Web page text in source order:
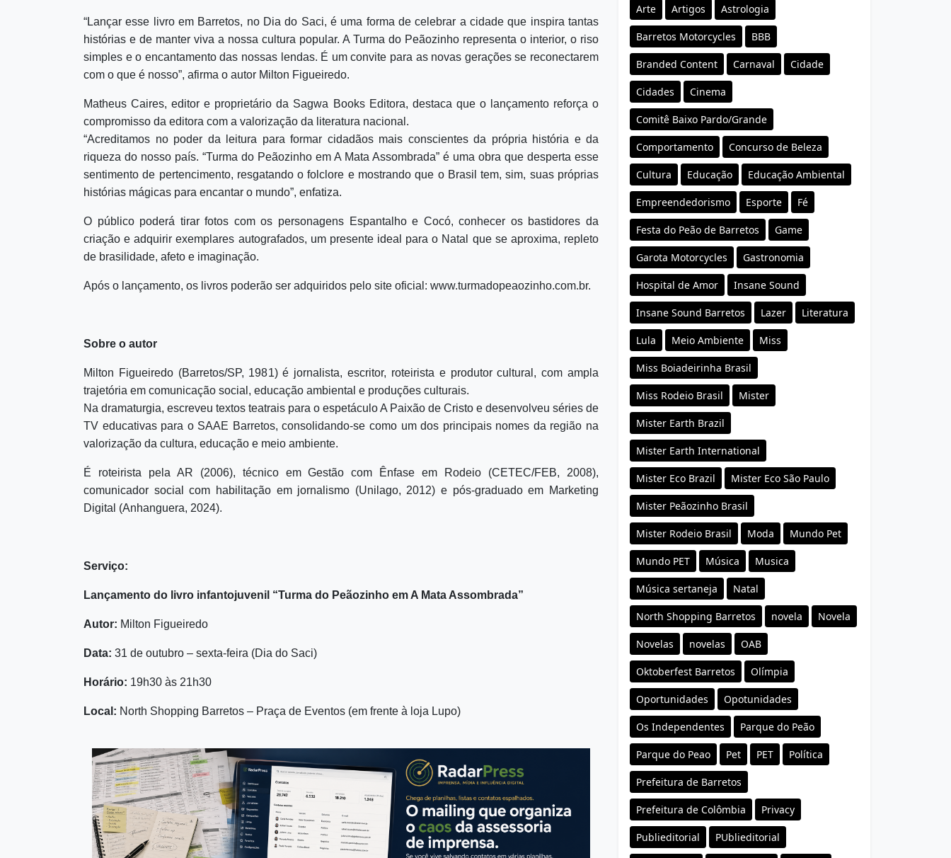
“Lançar esse livro em Barretos, no Dia do Saci, é uma forma de celebrar a cidade que inspira tantas
histórias e de manter viva a nossa cultura popular. A Turma do Peãozinho representa o interior, o riso
simples e o encantamento das nossas lendas. É um convite para as novas gerações se reconectarem
com o que é nosso”, afirma o autor Milton Figueiredo.
Matheus Caires, editor e proprietário da Sagwa Books Editora, destaca que o lançamento reforça o
compromisso da editora com a valorização da literatura nacional.
“Acreditamos no poder da leitura para formar cidadãos mais conscientes da própria história e da
riqueza do nosso país. “Turma do Peãozinho em A Mata Assombrada” é uma obra que desperta esse
sentimento de pertencimento, resgatando o folclore e mostrando que o Brasil tem, sim, suas próprias
histórias mágicas para encantar o mundo”, enfatiza.
O público poderá tirar fotos com os personagens Espantalho e Cocó, conhecer os bastidores da
criação e adquirir exemplares autografados, um presente ideal para o Natal que se aproxima, repleto
de brasilidade, afeto e imaginação.
Após o lançamento, os livros poderão ser adquiridos pelo site oficial: www.turmadopeaozinho.com.br.
Sobre o autor
Milton Figueiredo (Barretos/SP, 1981) é jornalista, escritor, roteirista e produtor cultural, com ampla
trajetória em comunicação social, educação ambiental e produções culturais.
Na dramaturgia, escreveu textos teatrais para o espetáculo A Paixão de Cristo e desenvolveu séries de
TV educativas para o SAAE Barretos, consolidando-se como um dos principais nomes da região na
valorização da cultura, educação e meio ambiente.
É roteirista pela AR (2006), técnico em Gestão com Ênfase em Rodeio (CETEC/FEB, 2008),
comunicador social com habilitação em jornalismo (Unilago, 2012) e pós-graduado em Marketing
Digital (Anhanguera, 2024).
Serviço:
Lançamento do livro infantojuvenil “Turma do Peãozinho em A Mata Assombrada”
Autor: Milton Figueiredo
Data: 31 de outubro – sexta-feira (Dia do Saci)
Horário: 19h30 às 21h30
Local: North Shopping Barretos – Praça de Eventos (em frente à loja Lupo)
Arte Artigos Astrologia
Barretos Motorcycles BBB
Branded Content Carnaval Cidade
Cidades Cinema
Comitê Baixo Pardo/Grande
Comportamento Concurso de Beleza
Cultura Educação Educação Ambiental
Empreendedorismo Esporte Fé
Festa do Peão de Barretos Game
Garota Motorcycles Gastronomia
Hospital de Amor Insane Sound
Insane Sound Barretos Lazer Literatura
Lula Meio Ambiente Miss
Miss Boiadeirinha Brasil
Miss Rodeio Brasil Mister
Mister Earth Brazil
Mister Earth International
Mister Eco Brazil Mister Eco São Paulo
Mister Peãozinho Brasil
Mister Rodeio Brasil Moda Mundo Pet
Mundo PET Música Musica
Música sertaneja Natal
North Shopping Barretos novela Novela
Novelas novelas OAB
Oktoberfest Barretos Olímpia
Oportunidades Opotunidades
Os Independentes Parque do Peão
Parque do Peao Pet PET Política
Prefeitura de Barretos
Prefeitura de Colômbia Privacy
Publieditorial PUblieditorial